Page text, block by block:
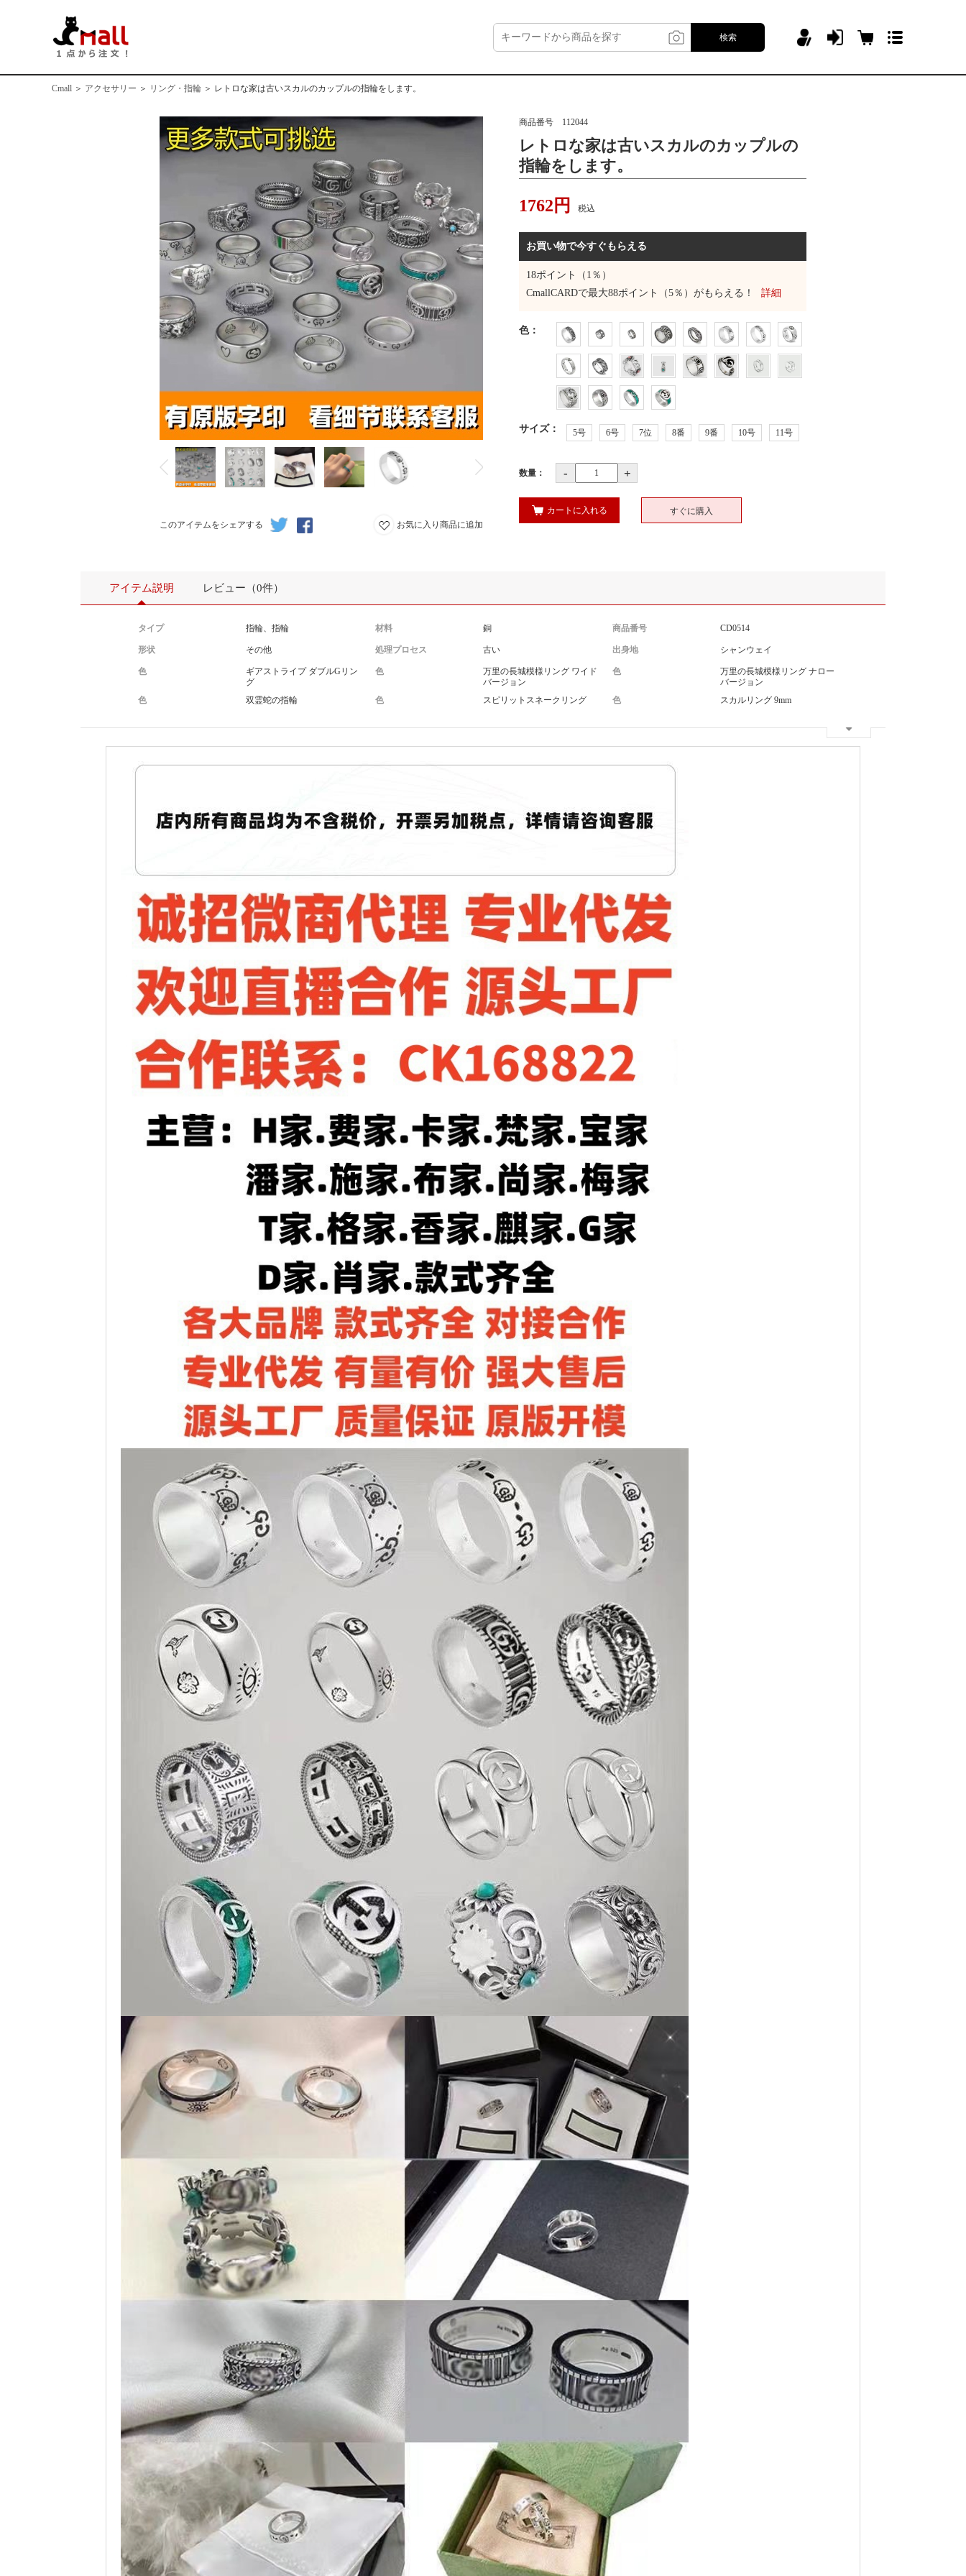
検索
Cmall ＞ アクセサリー ＞ リング・指輪 ＞ レトロな家は古いスカルのカップルの指輪をします。
このアイテムをシェアする お気に入り商品に追加
商品番号 112044
レトロな家は古いスカルのカップルの
指輪をします。
1762 円 税込
お買い物で今すぐもらえる
18ポイント（1％）
CmallCARDで最大88ポイント（5％）がもらえる！ 詳細
色：
サイズ： 5号 6号 7位 8番 9番 10号 11号
数量： - +
カートに入れる すぐに購入
アイテム説明 レビュー（0件）
タイプ 指輪、指輪 材料 銅 商品番号 CD0514
形状 その他 処理プロセス 古い 出身地 シャンウェイ
色
ギアストライプ ダブルGリン
グ
色
万里の長城模様リング ワイド
バージョン
色
万里の長城模様リング ナロー
バージョン
色
双霊蛇の指輪 色 スピリットスネークリング 色 スカルリング 9mm